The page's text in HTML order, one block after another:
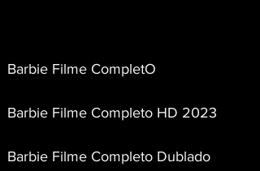
Barbie Filme CompletO
Barbie Filme Completo HD 2023
Barbie Filme Completo Dublado